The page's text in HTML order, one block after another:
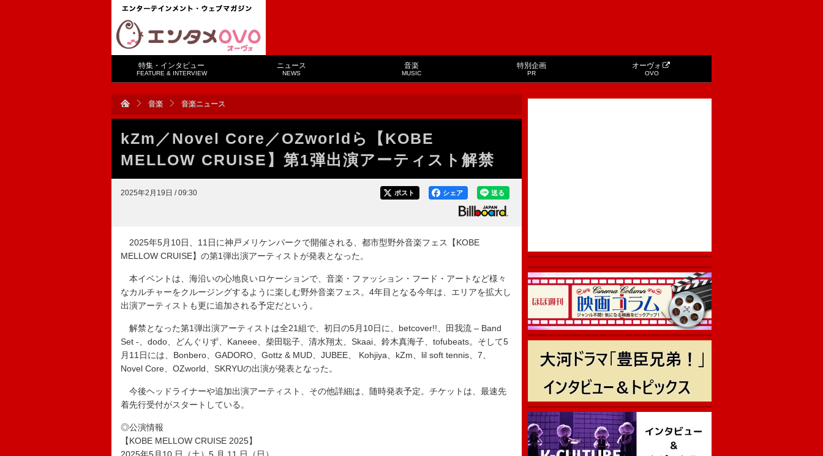
特集・インタビュー
FEATURE & INTERVIEW
ニュース
NEWS
音楽
MUSIC
特別企画
PR
オーヴォ
OVO
音楽 音楽ニュース
kZm／Novel Core／OZworldら【KOBE
MELLOW CRUISE】第1弾出演アーティスト解禁
2025年2月19日 / 09:30 送る
シェア
ポスト
2025年5月10日、11日に神戸メリケンパークで開催される、都市型野外音楽フェス【KOBE
MELLOW CRUISE】の第1弾出演アーティストが発表となった。
本イベントは、海沿いの心地良いロケーションで、音楽・ファッション・フード・アートなど様々
なカルチャーをクルージングするように楽しむ野外音楽フェス。4年目となる今年は、エリアを拡大し
出演アーティストも更に追加される予定だという。
解禁となった第1弾出演アーティストは全21組で、初日の5月10日に、betcover!!、田我流 – Band
Set -、dodo、どんぐりず、Kaneee、柴田聡子、清水翔太、Skaai、鈴木真海子、tofubeats。そして5
月11日には、Bonbero、GADORO、Gottz & MUD、JUBEE、 Kohjiya、kZm、lil soft tennis、7、
Novel Core、OZworld、SKRYUの出演が発表となった。
今後ヘッドライナーや追加出演アーティスト、その他詳細は、随時発表予定。チケットは、最速先
着先行受付がスタートしている。
◎公演情報
【KOBE MELLOW CRUISE 2025】